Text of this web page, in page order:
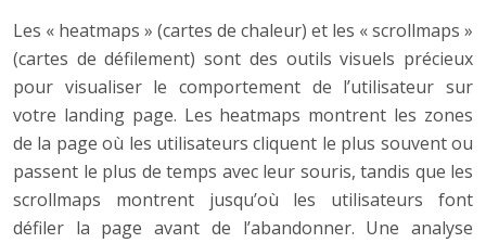
Les « heatmaps » (cartes de chaleur) et les « scrollmaps »
(cartes de défilement) sont des outils visuels précieux
pour visualiser le comportement de l’utilisateur sur
votre landing page. Les heatmaps montrent les zones
de la page où les utilisateurs cliquent le plus souvent ou
passent le plus de temps avec leur souris, tandis que les
scrollmaps montrent jusqu’où les utilisateurs font
défiler la page avant de l’abandonner. Une analyse